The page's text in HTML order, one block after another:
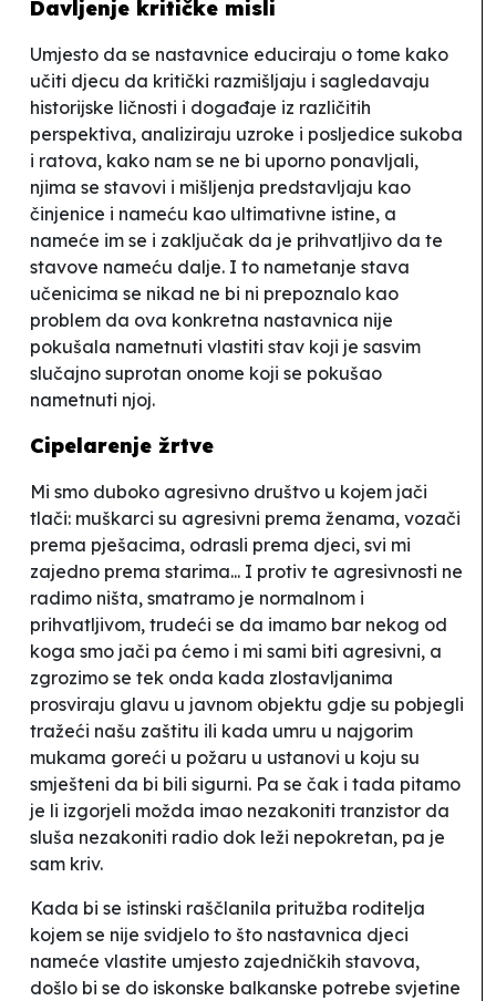
Davljenje kritičke misli
Umjesto da se nastavnice educiraju o tome kako
učiti djecu da kritički razmišljaju i sagledavaju
historijske ličnosti i događaje iz različitih
perspektiva, analiziraju uzroke i posljedice sukoba
i ratova, kako nam se ne bi uporno ponavljali,
njima se stavovi i mišljenja predstavljaju kao
činjenice i nameću kao ultimativne istine, a
nameće im se i zaključak da je prihvatljivo da te
stavove nameću dalje. I to nametanje stava
učenicima se nikad ne bi ni prepoznalo kao
problem da ova konkretna nastavnica nije
pokušala nametnuti vlastiti stav koji je sasvim
slučajno suprotan onome koji se pokušao
nametnuti njoj.
Cipelarenje žrtve
Mi smo duboko agresivno društvo u kojem jači
tlači: muškarci su agresivni prema ženama, vozači
prema pješacima, odrasli prema djeci, svi mi
zajedno prema starima... I protiv te agresivnosti ne
radimo ništa, smatramo je normalnom i
prihvatljivom, trudeći se da imamo bar nekog od
koga smo jači pa ćemo i mi sami biti agresivni, a
zgrozimo se tek onda kada zlostavljanima
prosviraju glavu u javnom objektu gdje su pobjegli
tražeći našu zaštitu ili kada umru u najgorim
mukama goreći u požaru u ustanovi u koju su
smješteni da bi bili sigurni. Pa se čak i tada pitamo
je li izgorjeli možda imao nezakoniti tranzistor da
sluša nezakoniti radio dok leži nepokretan, pa je
sam kriv.
Kada bi se istinski raščlanila pritužba roditelja
kojem se nije svidjelo to što nastavnica djeci
nameće vlastite umjesto zajedničkih stavova,
došlo bi se do iskonske balkanske potrebe svjetine